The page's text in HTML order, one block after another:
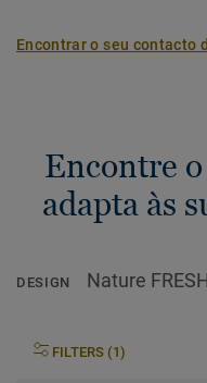
Encontrar o seu contacto
Encontre
adapta às
DESIGN Nature
FILTERS (1)